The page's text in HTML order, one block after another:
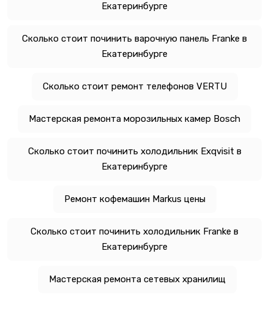
Екатеринбурге
Сколько стоит починить варочную панель Franke в
Екатеринбурге
Сколько стоит ремонт телефонов VERTU
Мастерская ремонта морозильных камер Bosch
Сколько стоит починить холодильник Exqvisit в
Екатеринбурге
Ремонт кофемашин Markus цены
Сколько стоит починить холодильник Franke в
Екатеринбурге
Мастерская ремонта сетевых хранилищ